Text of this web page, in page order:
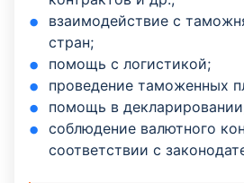
взаимодействие с
стран;
помощь с логистикой;
проведение таможенных
помощь в
соблюдение валютного
соответствии с